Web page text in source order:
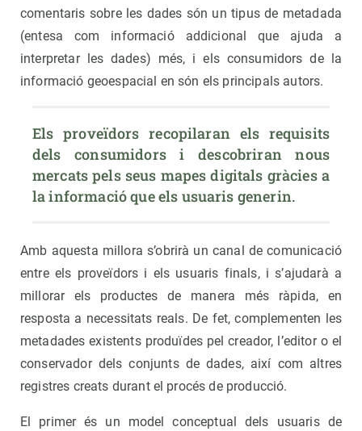
comentaris sobre les dades són un tipus de metadada
(entesa com informació addicional que ajuda a
interpretar les dades) més, i els consumidors de la
informació geoespacial en són els principals autors.
Els proveïdors recopilaran els requisits
dels consumidors i descobriran nous
mercats pels seus mapes digitals gràcies a
la informació que els usuaris generin.
Amb aquesta millora s’obrirà un canal de comunicació
entre els proveïdors i els usuaris finals, i s’ajudarà a
millorar els productes de manera més ràpida, en
resposta a necessitats reals. De fet, complementen les
metadades existents produïdes pel creador, l’editor o el
conservador dels conjunts de dades, així com altres
registres creats durant el procés de producció.
El primer és un model conceptual dels usuaris de